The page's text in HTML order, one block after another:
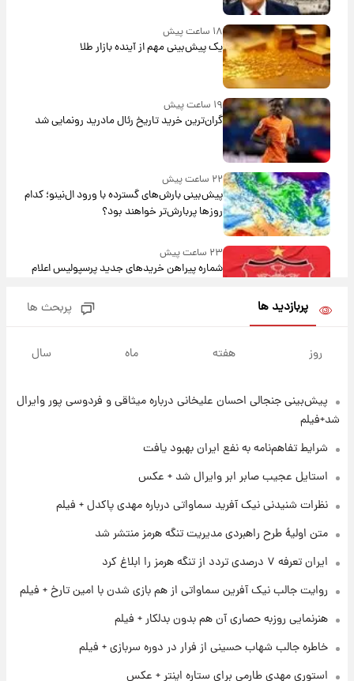
۱۸ ساعت پیش
یک پیش‌بینی مهم از آینده بازار طلا
۱۹ ساعت پیش
گران‌ترین خرید تاریخ رئال مادرید رونمایی شد
۲۲ ساعت پیش
پیش‌بینی بارش‌های گسترده با ورود ال‌نینو؛ کدام
روزها پربارش‌تر خواهند بود؟
۲۳ ساعت پیش
شماره پیراهن خریدهای جدید پرسپولیس اعلام
شد+فیلم
۱ روز پیش
۱ روز پیش
شارژ جدید کالابرگ برای سه دهک؛ جزئیات اعلام
۱ روز پیش
شرایط تازه فروش اقساطی سایپا اعلام شد؛
شاهین، کوییک، اطلس، سهند و ساینا با اقساط
بلندمدت + جدول
پربازدید ها پربحث ها
روز هفته ماه سال
پیش‌بینی جنجالی احسان علیخانی درباره میثاقی و فردوسی پور وایرال
شد+فیلم
شرایط تفاهم‌نامه به نفع ایران بهبود یافت
استایل عجیب صابر ابر وایرال شد + عکس
نظرات شنیدنی نیک آفرید سماواتی درباره مهدی پاکدل + فیلم
متن اولیۀ طرح راهبردی مدیریت تنگه هرمز منتشر شد
ایران تعرفه ۷ درصدی تردد از تنگه هرمز را ابلاغ کرد
روایت جالب نیک آفرین سماواتی از هم بازی شدن با امین تارخ + فیلم
هنرنمایی روزبه حصاری آن هم بدون بدلکار + فیلم
خاطره جالب شهاب حسینی از فرار در دوره سربازی + فیلم
استوری مهدی طارمی برای ستاره اینتر + عکس